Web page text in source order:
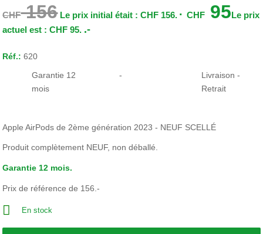
CHF156 Le prix initial était : CHF 156. CHF 95Le prix
actuel est : CHF 95. .-
Réf.:620
Garantie 12
mois
-
Livraison -
Retrait
Apple AirPods de 2ème génération 2023 - NEUF SCELLÉ
Produit complètement NEUF, non déballé.
Garantie 12 mois.
Prix de référence de 156.-
En stock